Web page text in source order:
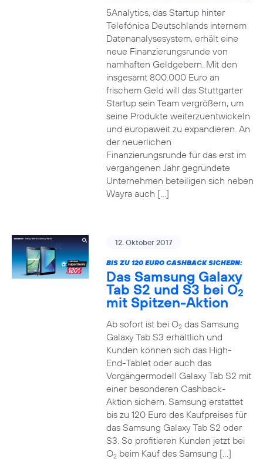
5Analytics, das Startup hinter
Telefónica Deutschlands internem
Datenanalysesystem, erhält eine
neue Finanzierungsrunde von
namhaften Geldgebern. Mit den
insgesamt 800.000 Euro an
frischem Geld will das Stuttgarter
Startup sein Team vergrößern, um
seine Produkte weiterzuentwickeln
und europaweit zu expandieren. An
der neuerlichen
Finanzierungsrunde für das erst im
vergangenen Jahr gegründete
Unternehmen beteiligen sich neben
Wayra auch […]
12. Oktober 2017
BIS ZU 120 EURO CASHBACK SICHERN:
Das Samsung Galaxy
Tab S2 und S3 bei O2
mit Spitzen-Aktion
Ab sofort ist bei O2das Samsung
Galaxy Tab S3 erhältlich und
Kunden können sich das High-
End-Tablet oder auch das
Vorgängermodell Galaxy Tab S2 mit
einer besonderen Cashback-
Aktion sichern. Samsung erstattet
bis zu 120 Euro des Kaufpreises für
das Samsung Galaxy Tab S2 oder
S3. So profitieren Kunden jetzt bei
O2beim Kauf des Samsung […]